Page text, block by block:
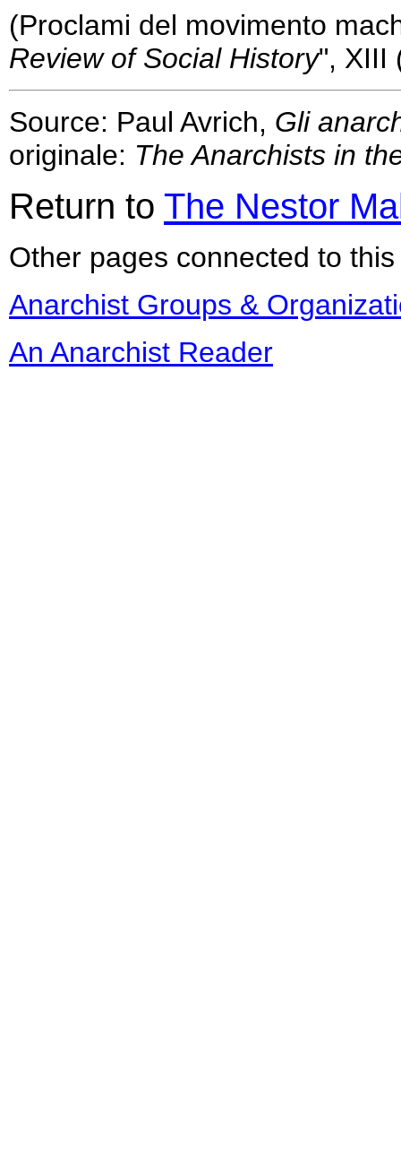
(Proclami del movimento
Review of Social History", XIII
Source: Paul Avrich, Gli
originale: The Anarchists in
Return to The Nestor
Other pages connected to
Anarchist Groups &
An Anarchist Reader